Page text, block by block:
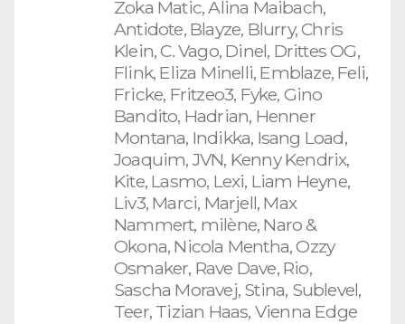
Zoka Matic, Alina Maibach,
Antidote, Blayze, Blurry, Chris
Klein, C. Vago, Dinel, Drittes OG,
Flink, Eliza Minelli, Emblaze, Feli,
Fricke, Fritzeo3, Fyke, Gino
Bandito, Hadrian, Henner
Montana, Indikka, Isang Load,
Joaquim, JVN, Kenny Kendrix,
Kite, Lasmo, Lexi, Liam Heyne,
Liv3, Marci, Marjell, Max
Nammert, milène, Naro &
Okona, Nicola Mentha, Ozzy
Osmaker, Rave Dave, Rio,
Sascha Moravej, Stina, Sublevel,
Teer, Tizian Haas, Vienna Edge